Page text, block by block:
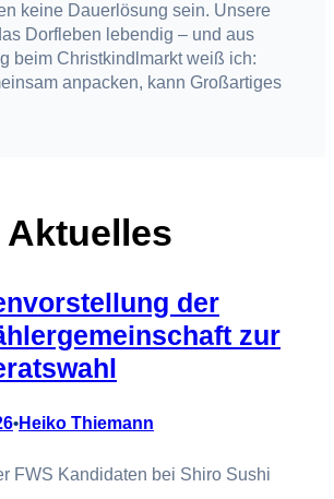
keine Dauerlösung sein. Unsere
Dorfleben lebendig – und aus
beim Christkindlmarkt weiß ich:
anpacken, kann Großartiges
Aktuelles
der
zur
•Heiko Thiemann